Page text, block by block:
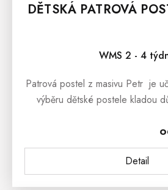
DĚTSKÁ PATROVÁ
WMS 2 - 4
Detail
Patrová postel z masivu Petr je
výběru dětské postele kladou
z masivního...